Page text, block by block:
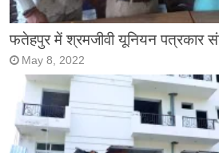
फतेहपुर में श्रमजीवी यूनियन पत्रकार
May 8, 2022